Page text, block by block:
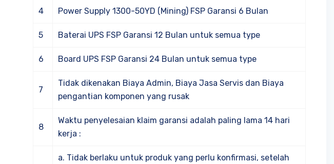
4 Power Supply 1300-50YD (Mining) FSP Garansi 6 Bulan
5 Baterai UPS FSP Garansi 12 Bulan untuk semua type
6 Board UPS FSP Garansi 24 Bulan untuk semua type
7
Tidak dikenakan Biaya Admin, Biaya Jasa Servis dan Biaya
pengantian komponen yang rusak
8
Waktu penyelesaian klaim garansi adalah paling lama 14 hari
kerja :
a. Tidak berlaku untuk produk yang perlu konfirmasi, setelah